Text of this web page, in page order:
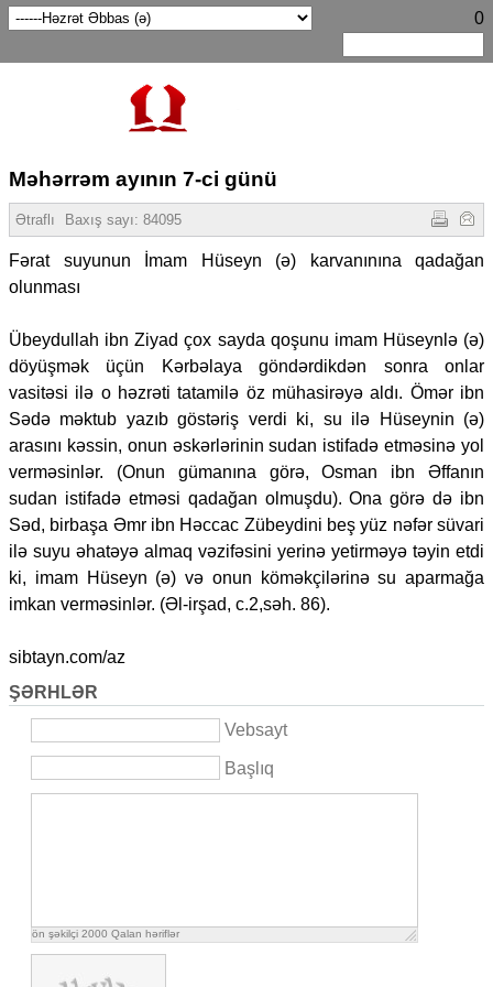
0
Məhərrəm ayının 7-ci günü
Ətraflı Baxış sayı: 84095
Fərat suyunun İmam Hüseyn (ə) karvanınına qadağan
olunması
Übeydullah ibn Ziyad çox sayda qoşunu imam Hüseynlə (ə)
döyüşmək üçün Kərbəlaya göndərdikdən sonra onlar
vasitəsi ilə o həzrəti tatamilə öz mühasirəyə aldı. Ömər ibn
Sədə məktub yazıb göstəriş verdi ki, su ilə Hüseynin (ə)
arasını kəssin, onun əskərlərinin sudan istifadə etməsinə yol
verməsinlər. (Onun gümanına görə, Osman ibn Əffanın
sudan istifadə etməsi qadağan olmuşdu). Ona görə də ibn
Səd, birbaşa Əmr ibn Həccac Zübeydini beş yüz nəfər süvari
ilə suyu əhatəyə almaq vəzifəsini yerinə yetirməyə təyin etdi
ki, imam Hüseyn (ə) və onun köməkçilərinə su aparmağa
imkan verməsinlər. (Əl-irşad, c.2,səh. 86).
sibtayn.com/az
ŞƏRHLƏR
Vebsayt
Başlıq
ön şəkilçi 2000 Qalan həriflər